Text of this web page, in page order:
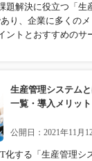
題解決に役立つ「生
り、企業に多くの
ントとおすすめのサ
生産管理システム
一覧・導入メリッ
公開日：2021年11月
化する「生産管理シ